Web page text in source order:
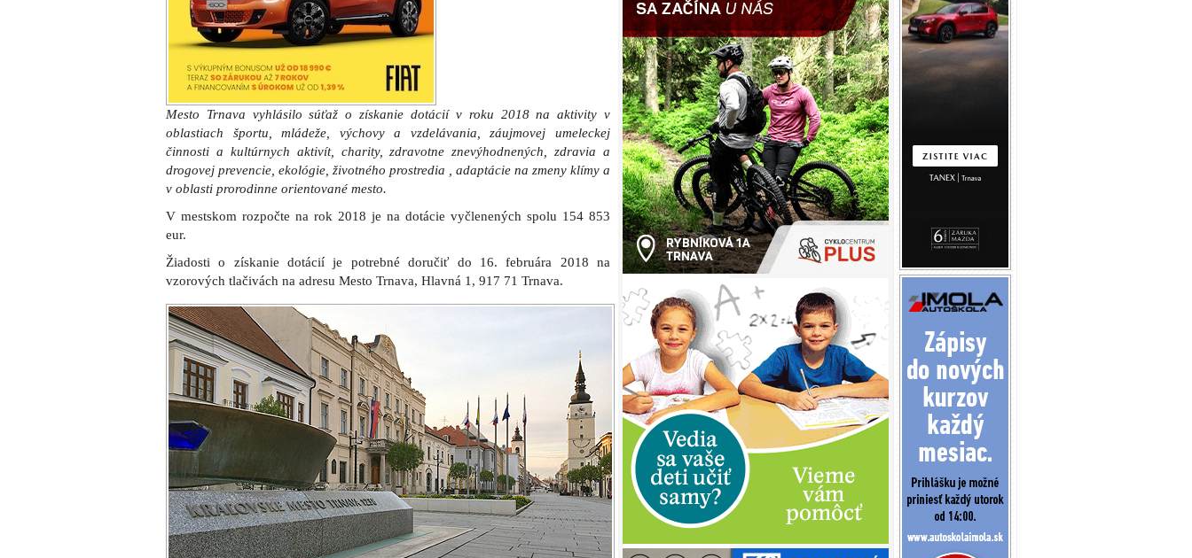
Mesto Trnava vyhlásilo súťaž o získanie dotácií v roku 2018 na aktivity v
oblastiach športu, mládeže, výchovy a vzdelávania, záujmovej umeleckej
činnosti a kultúrnych aktivít, charity, zdravotne znevýhodnených, zdravia a
drogovej prevencie, ekológie, životného prostredia , adaptácie na zmeny klímy a
v oblasti prorodinne orientované mesto.
V mestskom rozpočte na rok 2018 je na dotácie vyčlenených spolu 154 853
eur.
Žiadosti o získanie dotácií je potrebné doručiť do 16. februára 2018 na
vzorových tlačivách na adresu Mesto Trnava, Hlavná 1, 917 71 Trnava.